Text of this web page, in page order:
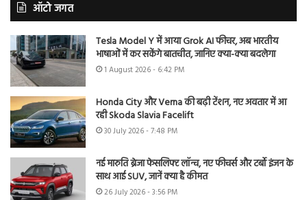
ऑटो जगत
Tesla Model Y में आया Grok AI फीचर, अब भारतीय
भाषाओं में कर सकेंगे बातचीत, जानिए क्या-क्या बदलेगा
1 August 2026 - 6:42 PM
Honda City और Verna की बढ़ी टेंशन, नए अवतार में आ
रही Skoda Slavia Facelift
30 July 2026 - 7:48 PM
नई मारुति ब्रेजा फेसलिफ्ट लॉन्च, नए फीचर्स और टर्बो इंजन के
साथ आई SUV, जानें क्या है कीमत
26 July 2026 - 3:56 PM